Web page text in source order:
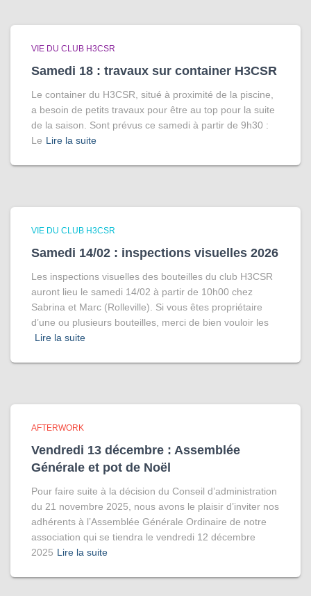
VIE DU CLUB H3CSR
Samedi 18 : travaux sur container H3CSR
Le container du H3CSR, situé à proximité de la piscine,
a besoin de petits travaux pour être au top pour la suite
de la saison. Sont prévus ce samedi à partir de 9h30 :
Le Lire la suite
VIE DU CLUB H3CSR
Samedi 14/02 : inspections visuelles 2026
Les inspections visuelles des bouteilles du club H3CSR
auront lieu le samedi 14/02 à partir de 10h00 chez
Sabrina et Marc (Rolleville). Si vous êtes propriétaire
d’une ou plusieurs bouteilles, merci de bien vouloir les
Lire la suite
AFTERWORK
Vendredi 13 décembre : Assemblée
Générale et pot de Noël
Pour faire suite à la décision du Conseil d’administration
du 21 novembre 2025, nous avons le plaisir d’inviter nos
adhérents à l’Assemblée Générale Ordinaire de notre
association qui se tiendra le vendredi 12 décembre
2025 Lire la suite